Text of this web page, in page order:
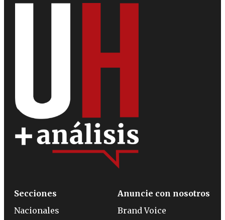
Secciones
Nacionales
Anuncie con nosotros
Brand Voice